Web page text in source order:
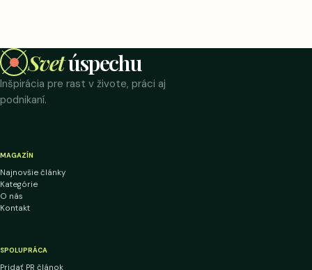
Svetúspechu
Inšpirácia pre rast v živote, práci aj
podnikaní.
MAGAZÍN
Najnovšie články
Kategórie
O nás
Kontakt
SPOLUPRÁCA
Pridať PR článok